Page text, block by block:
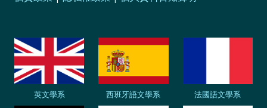
英文學系 西班牙語文學系 法國語文學系